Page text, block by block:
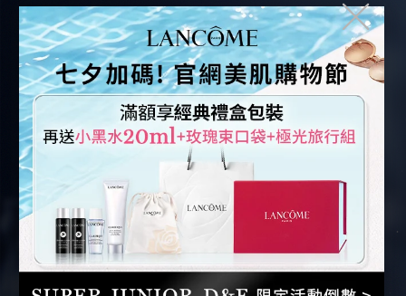
小黑眼霜PRO vs小黑眼霜
╳